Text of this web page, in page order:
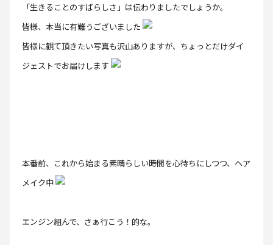
「生きることのすばらしさ」は伝わりましたでしょうか。
皆様、本当に有難うございました
皆様に観て頂きたい写真も沢山ありますが、ちょっとだけダイ
ジェストでお届けします
本番前、これから始まる素晴らしい時間を心待ちにしつつ、ヘア
メイク中
エンジン組んで、さぁ行こう！的な。